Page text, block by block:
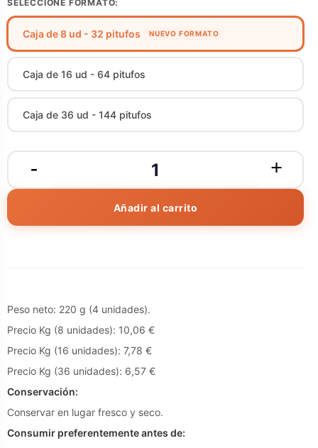
SELECCIONE FORMATO:
Caja de 8 ud - 32 pitufos NUEVO FORMATO
Caja de 16 ud - 64 pitufos
Caja de 36 ud - 144 pitufos
Añadir al carrito
Peso neto: 220 g (4 unidades).
Precio Kg (8 unidades): 10,06 €
Precio Kg (16 unidades): 7,78 €
Precio Kg (36 unidades): 6,57 €
Conservación:
Conservar en lugar fresco y seco.
Consumir preferentemente antes de: